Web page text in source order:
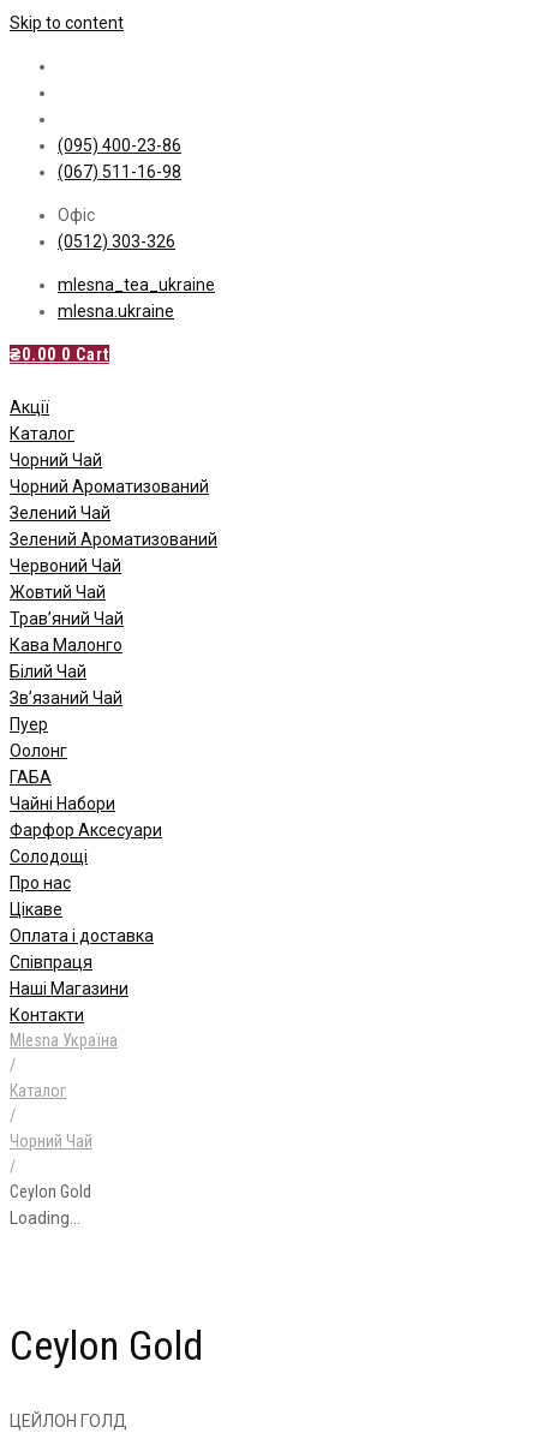
Skip to content
(095) 400-23-86
(067) 511-16-98
Офіс
(0512) 303-326
mlesna_tea_ukraine
mlesna.ukraine
₴0.00 0 Cart
Акції
Каталог
Чорний Чай
Чорний Ароматизований
Зелений Чай
Зелений Ароматизований
Червоний Чай
Жовтий Чай
Трав’яний Чай
Кава Малонго
Білий Чай
Зв’язаний Чай
Пуер
Oолонг
ГАБА
Чайні Набори
Фарфор Аксесуари
Солодощі
Про нас
Цікаве
Оплата і доставка
Співпраця
Наші Магазини
Контакти
Mlesna Україна
/
Каталог
/
Чорний Чай
/
Ceylon Gold
Loading...
Ceylon Gold
ЦЕЙЛОН ГОЛД